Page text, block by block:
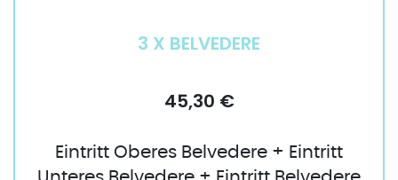
3 X BELVEDERE
45,30 €
Eintritt Oberes Belvedere + Eintritt